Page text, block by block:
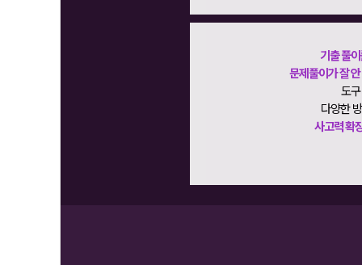
기출 풀
문제풀이가 잘
도
다양한
사고력 확